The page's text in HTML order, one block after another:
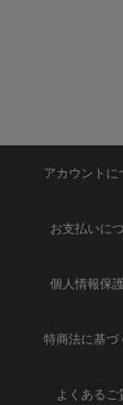
アカウントに
お支払いに
個人情報保
特商法に基づ
よくあるご